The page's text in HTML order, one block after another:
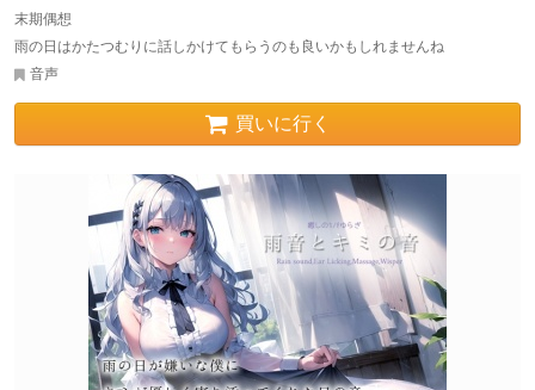
末期偶想
雨の日はかたつむりに話しかけてもらうのも良いかもしれませんね
音声
買いに行く